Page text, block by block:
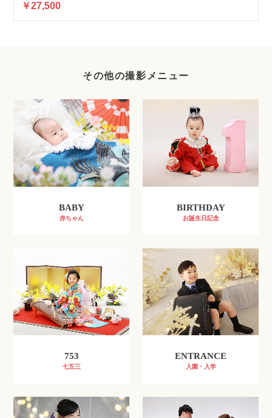
￥27,500
その他の撮影メニュー
赤ちゃん
BABY
お誕生日記念
BIRTHDAY
七五三
753
入園・入学
ENTRANCE